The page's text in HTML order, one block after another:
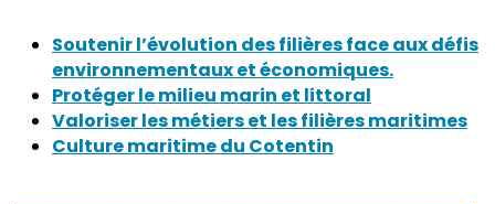
Soutenir l’évolution des filières face aux défis
environnementaux et économiques.
Protéger le milieu marin et littoral
Valoriser les métiers et les filières maritimes
Culture maritime du Cotentin